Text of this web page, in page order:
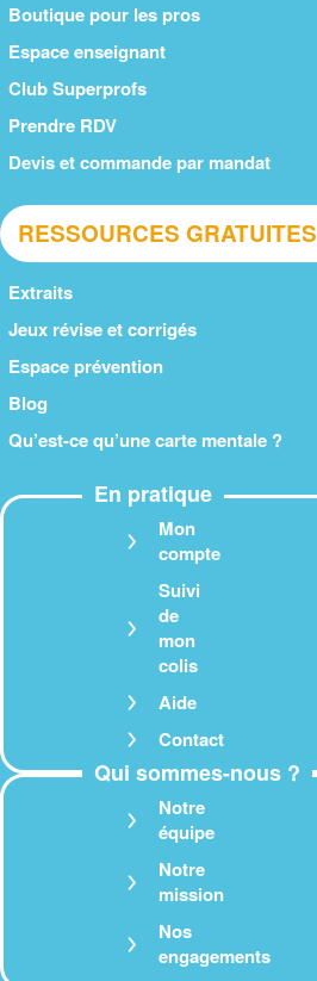
Boutique pour les pros
Espace enseignant
Club Superprofs
Prendre RDV
Devis et commande par mandat
RESSOURCES GRATUITES
Extraits
Jeux révise et corrigés
Espace prévention
Blog
Qu’est-ce qu’une carte mentale ?
En pratique
Mon
compte
Suivi
de
mon
colis
Aide
Contact
Qui sommes-nous ?
Notre
équipe
Notre
mission
Nos
engagements